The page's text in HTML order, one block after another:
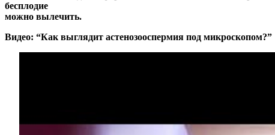
бесплодие
можно вылечить.
Видео: “Как выглядит астенозооспермия под микроскопом?”